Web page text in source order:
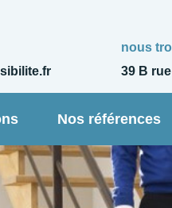
nous
39 B
Nos références